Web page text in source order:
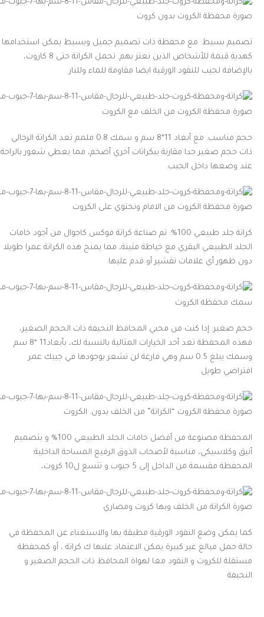
صورة محفظة الكروت بدون كروت
تصميم بسيط: مع محفظة ذات تصميم جميل وبسيط يمكن استخدامها
كهدية قيمة للأشخاص الذين نعتز بهم. تحمل الكراتة حتى 8 كاروت،
بالإضافة لجيب للنقود الورقية ايضا مقاومة للماء وللنار
صورة محفظة الكروت من الخلف مع الكروت
حجم مناسب: مع أبعاد 11*8 سم و سمك 0.8 ملمم تعد الكراتة الرجالي
ذات حجم صغير جدا مقارنة ببكراتات أخري أضخم، مما يعطي شعور بالراحة
عند وضعها داخل الجيب.
صورة محفظة الكروت من الامام وتحتوي على الكروت
كراتة جلد طبيعي 100%: تم صناعة كراتة فوكس كاجوال من أجود خامات
الجلد الطبيعي البقري مع خياطة متينة، مما يمنح هذه الكراتة عمرا طويلا
دون ظهور أي علامات تقشير أو قدم عليها.
سمك محفظة الكروت
حجم صغير: إذا كنت من محبي المحافظ النحيفة ذات الحجم الصغير،
فهذه المحفظة تعد أحد الخيارات المثالية بالنسبة لك، بأبعاد11 *8 سم
وسمك يبلغ 0.5 سم وهي فارغة لن تشعر بوجودها في جيبك عمر
افتراضي طويل
صورة محفظة الكروت “الكراتة” من الخلف بدون. الكروت
المحفظة مصنوعة من أفضل خامات الجلد الطبيعي 100% و بتصميم
أنيق وكلاسيكي، مناسبة لأصحاب الذوق الرفيع المساحة الداخلية:
المحفظة مقسمة من الداخل إلى 5 جيوب و تتسع ل10 كروت،
صورة الكراتة من الخلف وبها كروت ومصاري
كما يمكن وضع النقود الورقية مطبقة بها والاستغناء عن المحفظة في
حالة حمل مبالغ غير كبيرة يمكن الاعتماد علىها ك كراتة ، أو كمحفظة
مستقلة للكروت و النقود معا لهواة المحافظ ذات الحجم الصغير و
النحيفة